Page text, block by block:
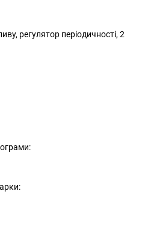
регулятор періодичності, 2